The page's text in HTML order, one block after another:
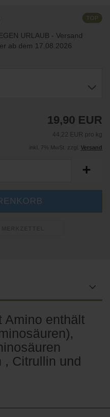
TOP
URLAUB - Versand
ab dem 17.08.2026
19,90 EUR
44,22 EUR pro kg
inkl. 7% MwSt. zzgl. Versand
Amino enthält
, Citrullin und